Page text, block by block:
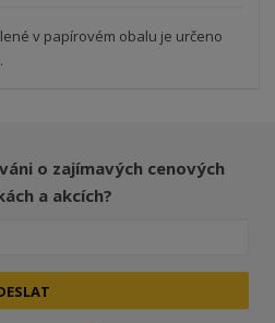
v papírovém obalu je určeno
o zajímavých cenových
a akcích?